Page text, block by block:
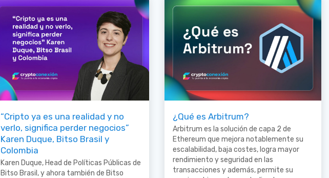
“Cripto ya es una realidad y no
verlo, significa perder negocios”
Karen Duque, Bitso Brasil y
Colombia
Karen Duque, Head de Políticas Públicas de
Bitso Brasil, y ahora también de Bitso
¿Qué es Arbitrum?
Arbitrum es la solución de capa 2 de
Ethereum que mejora notablemente su
escalabilidad, baja costes, logra mayor
rendimiento y seguridad en las
transacciones y además, permite su